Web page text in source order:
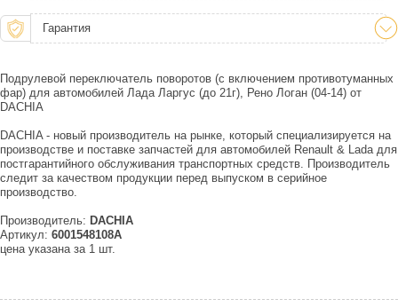
Гарантия
Подрулевой переключатель поворотов (с включением противотуманных
фар) для автомобилей Лада Ларгус (до 21г), Рено Логан (04-14) от
DACHIA
DACHIA - новый производитель на рынке, который специализируется на
производстве и поставке запчастей для автомобилей Renault & Lada для
постгарантийного обслуживания транспортных средств. Производитель
следит за качеством продукции перед выпуском в серийное
производство.
Производитель: DACHIA
Артикул: 6001548108A
цена указана за 1 шт.